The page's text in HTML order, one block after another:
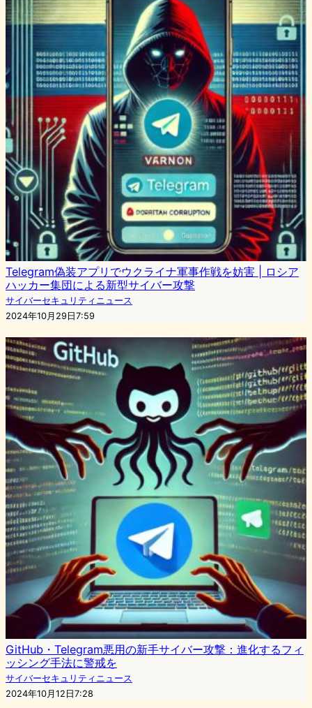
Telegram偽装アプリでウクライナ軍事作戦を妨害 | ロシア
ハッカー集団による新型サイバー攻撃
サイバーセキュリティニュース
2024年10月29日7:59
GitHub・Telegram悪用の新手サイバー攻撃：進化するフィ
ッシング手法に警戒を
サイバーセキュリティニュース
2024年10月12日7:28